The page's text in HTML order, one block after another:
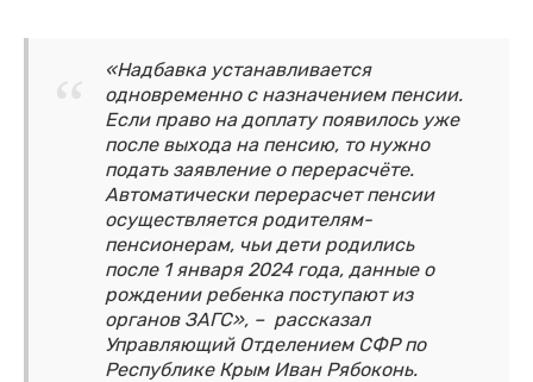
«Надбавка устанавливается
одновременно с назначением пенсии.
Если право на доплату появилось уже
после выхода на пенсию, то нужно
подать заявление о перерасчёте.
Автоматически перерасчет пенсии
осуществляется родителям-
пенсионерам, чьи дети родились
после 1 января 2024 года, данные о
рождении ребенка поступают из
органов ЗАГС», – рассказал
Управляющий Отделением СФР по
Республике Крым Иван Рябоконь.